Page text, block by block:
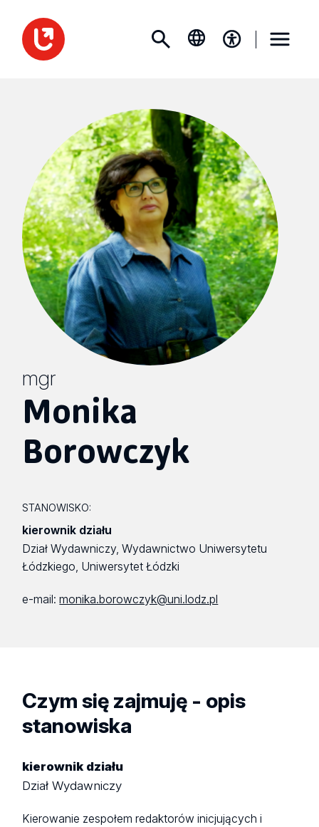
mgr
Monika
Borowczyk
STANOWISKO:
kierownik działu
Dział Wydawniczy, Wydawnictwo Uniwersytetu
Łódzkiego, Uniwersytet Łódzki
e-mail:monika.borowczyk@uni.lodz.pl
Czym się zajmuję - opis
stanowiska
kierownik działu
Dział Wydawniczy
Kierowanie zespołem redaktorów inicjujących i